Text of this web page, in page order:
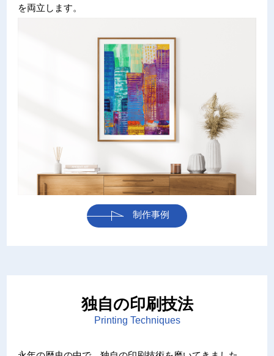
を両立します。
制作事例
独自の印刷技法
Printing Techniques